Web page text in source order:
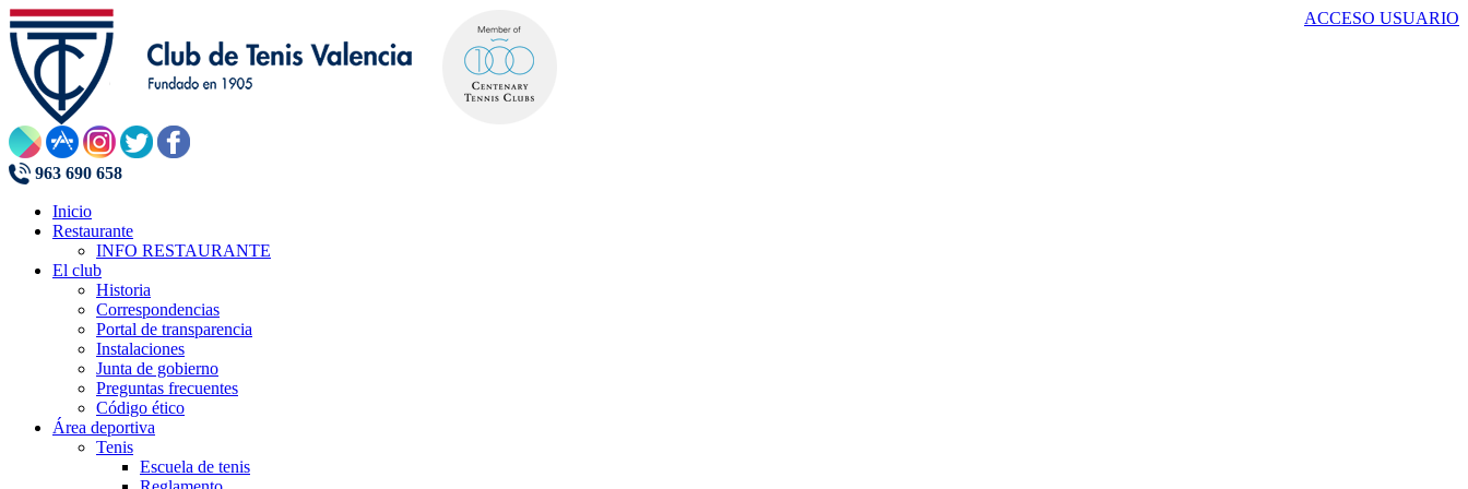
ACCESO USUARIO
963 690 658
Inicio
Restaurante
INFO RESTAURANTE
El club
Historia
Correspondencias
Portal de transparencia
Instalaciones
Junta de gobierno
Preguntas frecuentes
Código ético
Área deportiva
Tenis
Escuela de tenis